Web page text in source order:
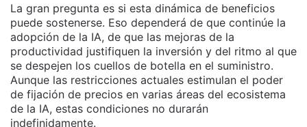
La gran pregunta es si esta dinámica de beneficios
puede sostenerse. Eso dependerá de que continúe la
adopción de la IA, de que las mejoras de la
productividad justifiquen la inversión y del ritmo al que
se despejen los cuellos de botella en el suministro.
Aunque las restricciones actuales estimulan el poder
de fijación de precios en varias áreas del ecosistema
de la IA, estas condiciones no durarán
indefinidamente.